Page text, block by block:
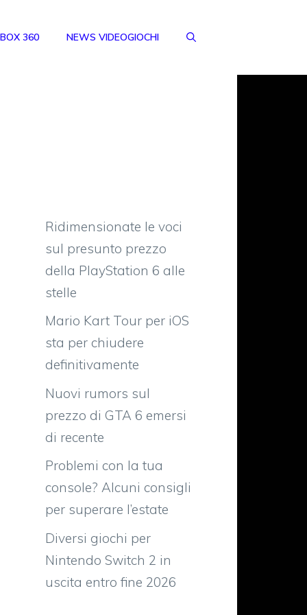
360 NEWS VIDEOGIOCHI
Ridimensionate le voci
sul presunto prezzo
della PlayStation 6 alle
stelle
Mario Kart Tour per iOS
sta per chiudere
definitivamente
Nuovi rumors sul
prezzo di GTA 6 emersi
di recente
Problemi con la tua
console? Alcuni consigli
per superare l’estate
Diversi giochi per
Nintendo Switch 2 in
uscita entro fine 2026